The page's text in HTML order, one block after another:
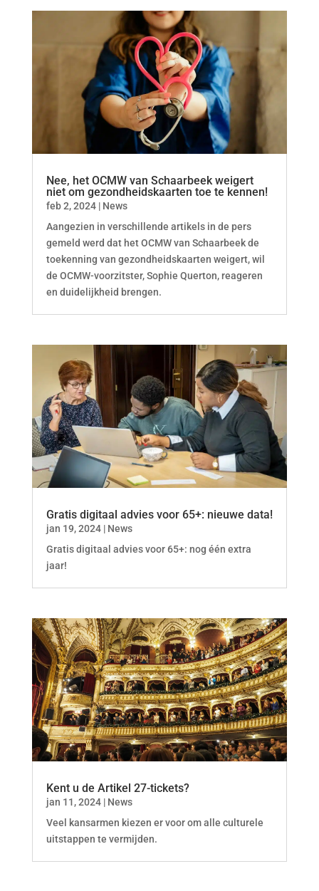
Nee, het OCMW van Schaarbeek weigert
niet om gezondheidskaarten toe te kennen!
feb 2, 2024| News
Aangezien in verschillende artikels in de pers
gemeld werd dat het OCMW van Schaarbeek de
toekenning van gezondheidskaarten weigert, wil
de OCMW-voorzitster, Sophie Querton, reageren
en duidelijkheid brengen.
Gratis digitaal advies voor 65+: nieuwe data!
jan 19, 2024| News
Gratis digitaal advies voor 65+: nog één extra
jaar!
Kent u de Artikel 27-tickets?
jan 11, 2024| News
Veel kansarmen kiezen er voor om alle culturele
uitstappen te vermijden.